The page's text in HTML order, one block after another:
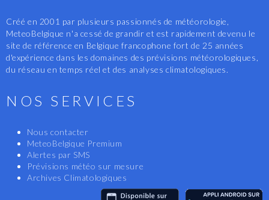
Créé en 2001 par plusieurs passionnés de météorologie,
MeteoBelgique n'a cessé de grandir et est rapidement devenu le
site de référence en Belgique francophone fort de 25 années
d'expérience dans les domaines des prévisions météorologiques,
du réseau en temps réel et des analyses climatologiques.
NOS SERVICES
Nous contacter
MeteoBelgique Premium
Alertes par SMS
Prévisions météo sur mesure
Archives Climatologiques